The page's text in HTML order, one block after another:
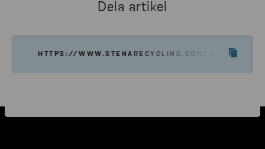
Dela artikel
HTTPS://WWW.STENARECYCLING.COM/SV/OM-